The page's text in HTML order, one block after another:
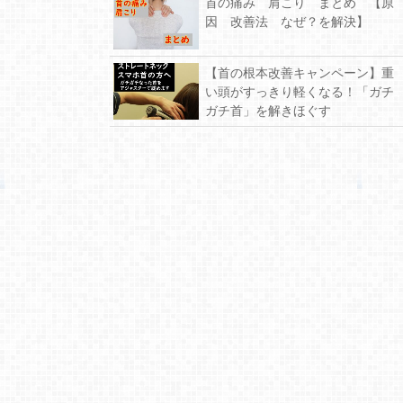
因 改善法 なぜ？を解決】
【首の根本改善キャンペーン】重
い頭がすっきり軽くなる！「ガチ
ガチ首」を解きほぐす